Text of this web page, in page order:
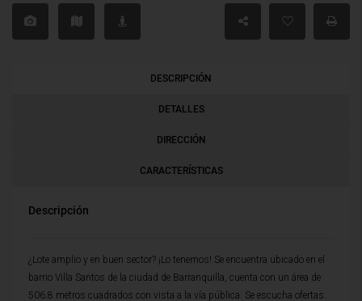
DESCRIPCIÓN
DETALLES
DIRECCIÓN
CARACTERÍSTICAS
Descripción
¿Lote amplio y en buen sector? ¡Lo tenemos! Se encuentra ubicado en el
barrio Villa Santos de la ciudad de Barranquilla, cuenta con un área de
506.8 metros cuadrados con vista a la vía pública. Se escucha ofertas.